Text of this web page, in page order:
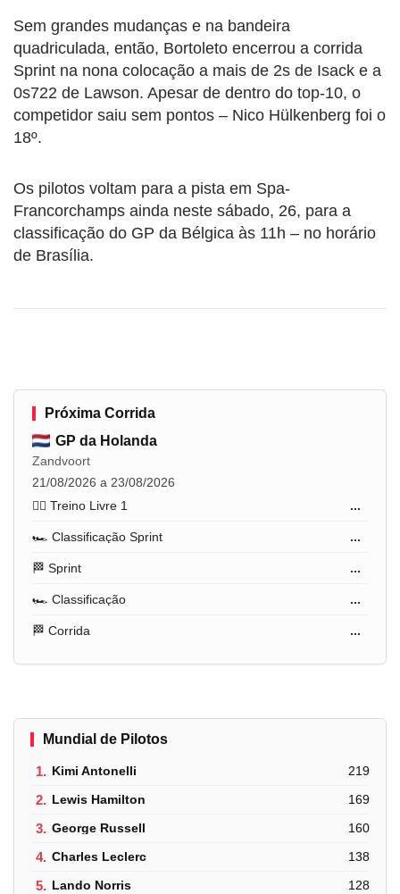
Sem grandes mudanças e na bandeira
quadriculada, então, Bortoleto encerrou a corrida
Sprint na nona colocação a mais de 2s de Isack e a
0s722 de Lawson. Apesar de dentro do top-10, o
competidor saiu sem pontos – Nico Hülkenberg foi o
18º.
Os pilotos voltam para a pista em Spa-
Francorchamps ainda neste sábado, 26, para a
classificação do GP da Bélgica às 11h – no horário
de Brasília.
Próxima Corrida
GP da Holanda
Zandvoort
21/08/2026 a 23/08/2026
🏋️‍♂️ Treino Livre 1
...
🏎️ Classificação Sprint ...
🏁 Sprint ...
🏎️ Classificação ...
🏁 Corrida ...
Mundial de Pilotos
1. Kimi Antonelli 219
2. Lewis Hamilton 169
3. George Russell 160
4. Charles Leclerc 138
5. Lando Norris 128